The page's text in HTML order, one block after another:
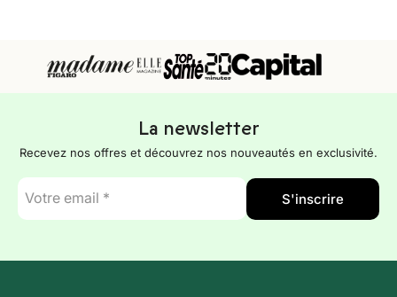
La newsletter
Recevez nos offres et découvrez nos nouveautés en exclusivité.
E-
mail
*
S'inscrire